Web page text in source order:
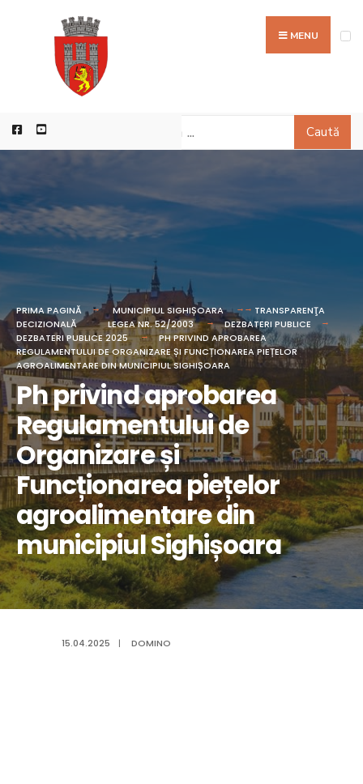
MENU
Caută
PRIMA PAGINĂ MUNICIPIUL SIGHIȘOARA
TRANSPARENŢA
DECIZIONALĂ
LEGEA NR. 52/2003
DEZBATERI PUBLICE
DEZBATERI PUBLICE 2025
PH PRIVIND APROBAREA
REGULAMENTULUI DE ORGANIZARE ȘI FUNCȚIONAREA PIEȚELOR
AGROALIMENTARE DIN MUNICIPIUL SIGHIȘOARA
Ph privind aprobarea
Regulamentului de
Organizare și
Funcționarea piețelor
agroalimentare din
municipiul Sighișoara
15.04.2025 | DOMINO